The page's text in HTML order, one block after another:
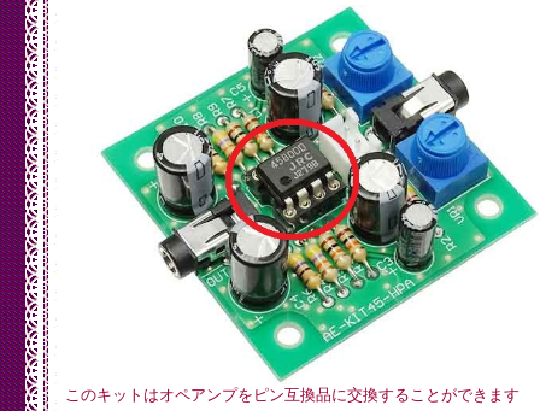
//From page 12 of datasheet, max SCI reads are CLKI/
  //Internal clock multiplier is 1.0x after power up.
//Therefore, max SPI speed is 1.75MHz. We will use
SPI.setClockDivider(SPI_CLOCK_DIV16); //Set SPI bus
  SPI.transfer(0xFF); //Throw a dummy byte at the bus
  //Initialize VS1053 chip
  digitalWrite(MP3_XCS,   HIGH); //Deselect Control
  digitalWrite(MP3_XDCS,  HIGH); //Deselect Data
digitalWrite(MP3_RESET, LOW);  //Put VS1053 into
  delay(10);
  digitalWrite(MP3_RESET, HIGH); //Bring up VS1053
Mp3SetVolume(20, 20); //Set initial volume (20 = -
//Mp3SetVolume(40, 40); //Set initial volume (20 = -
//Mp3SetVolume(80, 80); //Set initial volume (20 = -
  //Let's check the status of the VS1053
  int MP3Mode   = Mp3ReadRegister(SCI_MODE);
  int MP3Status = Mp3ReadRegister(SCI_STATUS);
  int MP3Clock  = Mp3ReadRegister(SCI_CLOCKF);
  Serial0.print("SCI_Mode (0x4800) = 0x");
このキットはオペアンプをピン互換品に交換することができます